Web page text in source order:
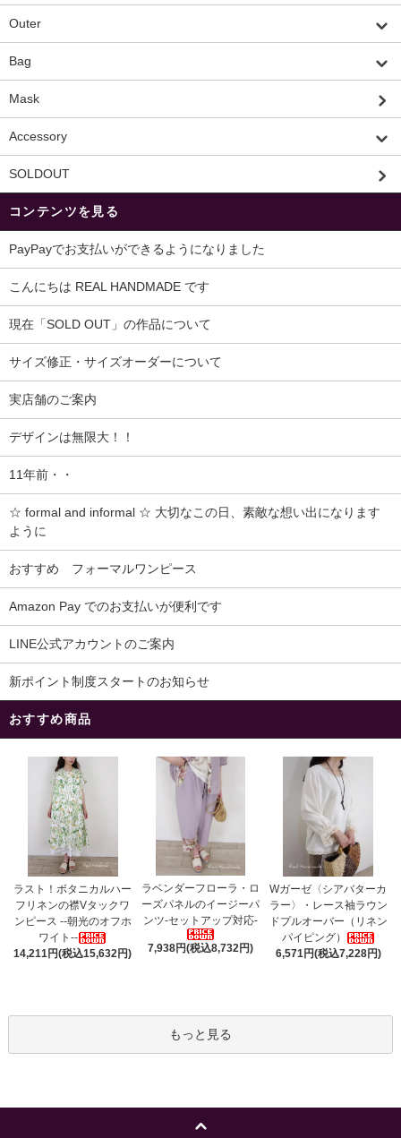
Outer
Bag
Mask
Accessory
SOLDOUT
コンテンツを見る
PayPayでお支払いができるようになりました
こんにちは REAL HANDMADE です
現在「SOLD OUT」の作品について
サイズ修正・サイズオーダーについて
実店舗のご案内
デザインは無限大！！
11年前・・
☆ formal and informal ☆ 大切なこの日、素敵な想い出になります
ように
おすすめ フォーマルワンピース
Amazon Pay でのお支払いが便利です
LINE公式アカウントのご案内
新ポイント制度スタートのお知らせ
おすすめ商品
ラスト！ボタニカルハー
フリネンの襟Vタックワ
ンピース --朝光のオフホ
ワイト--
14,211円(税込15,632円)
ラベンダーフローラ・ロ
ーズパネルのイージーパ
ンツ-セットアップ対応-
7,938円(税込8,732円)
Wガーゼ〈シアバターカ
ラー〉・レース袖ラウン
ドプルオーバー（リネン
パイピング）
6,571円(税込7,228円)
もっと見る